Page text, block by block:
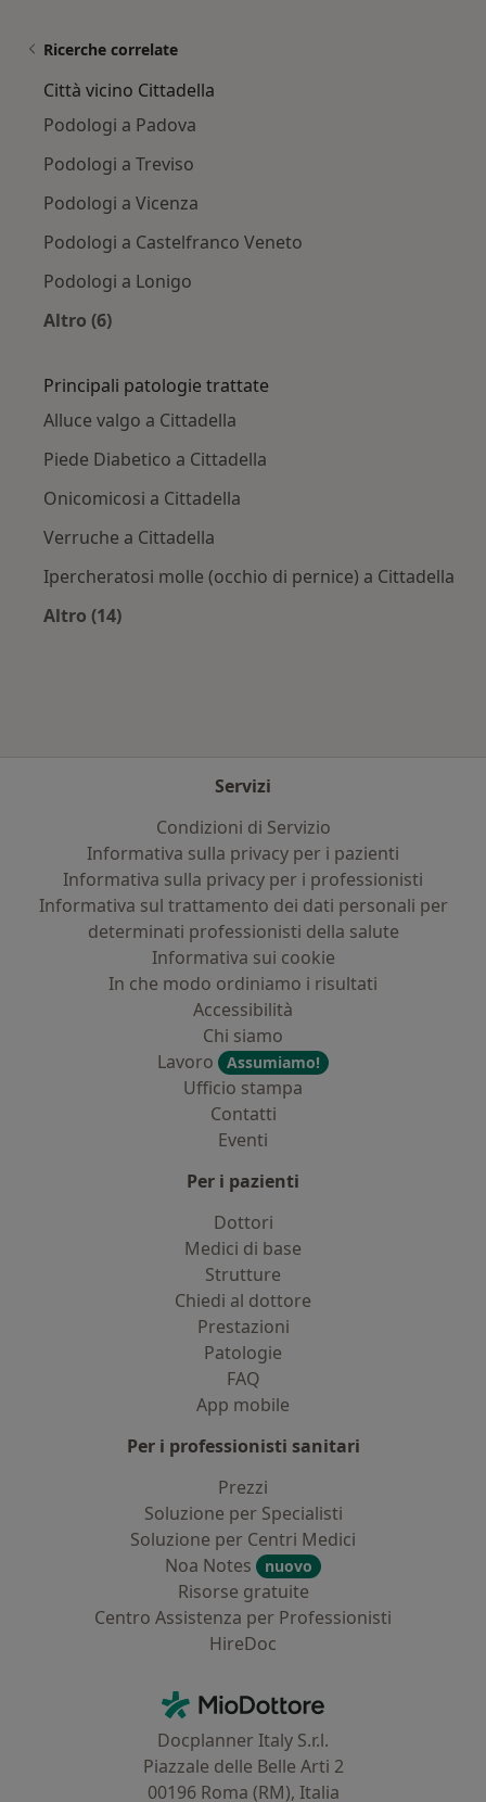
Ricerche correlate
Città vicino Cittadella
Podologi a Padova
Podologi a Treviso
Podologi a Vicenza
Podologi a Castelfranco Veneto
Podologi a Lonigo
Altro (6)
Principali patologie trattate
Alluce valgo a Cittadella
Piede Diabetico a Cittadella
Onicomicosi a Cittadella
Verruche a Cittadella
Ipercheratosi molle (occhio di pernice) a Cittadella
Altro (14)
Servizi
Condizioni di Servizio
Informativa sulla privacy per i pazienti
Informativa sulla privacy per i professionisti
Informativa sul trattamento dei dati personali per
determinati professionisti della salute
Informativa sui cookie
In che modo ordiniamo i risultati
Accessibilità
Chi siamo
Lavoro
Assumiamo!
Ufficio stampa
Contatti
Eventi
Per i pazienti
Dottori
Medici di base
Strutture
Chiedi al dottore
Prestazioni
Patologie
FAQ
App mobile
Per i professionisti sanitari
Prezzi
Soluzione per Specialisti
Soluzione per Centri Medici
Noa Notes
nuovo
Risorse gratuite
Centro Assistenza per Professionisti
HireDoc
MioDottore - Homepage
Docplanner Italy S.r.l.
Piazzale delle Belle Arti 2
00196 Roma (RM), Italia